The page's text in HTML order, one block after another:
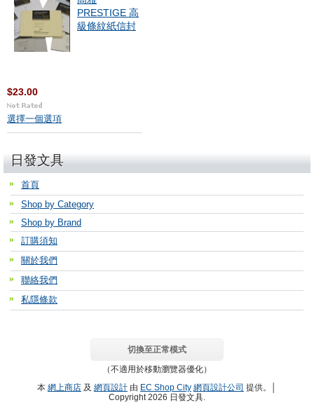
PRESTIGE 高
級條紋紙信封
$23.00
選擇一個選項
日發文具
首頁
Shop by Category
Shop by Brand
訂購須知
關於我們
聯絡我們
私隱條款
切換至正常模式
（不適用於移動瀏覽器優化）
本 網上商店 及 網頁設計 由 EC Shop City 網頁設計公司 提供。│
Copyright 2026 日發文具.